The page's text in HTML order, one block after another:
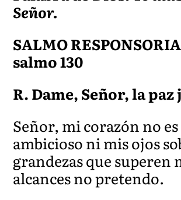
Señor.
SALMO
salmo 130
R. Dame, Señor, la
Señor, mi corazón no es
ambicioso ni mis ojos
grandezas que superen
alcances no pretendo.